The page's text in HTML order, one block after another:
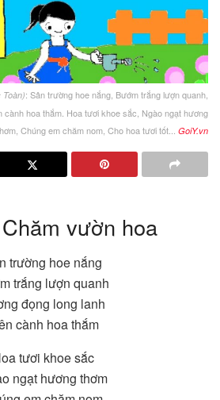
: Sân trường hoe nắng, Bướm trắng lượn quanh,
cành hoa thắm. Hoa tươi khoe sắc, Ngào ngạt hương
Chúng em chăm nom, Cho hoa tươi tốt... GoiY.vn
vườn hoa
trường hoe nắng
trắng lượn quanh
đọng long lanh
cành hoa thắm
tươi khoe sắc
ngạt hương thơm